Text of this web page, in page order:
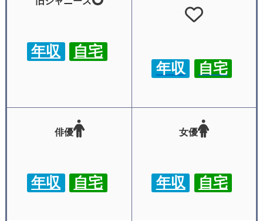
年収
自宅
年収
自宅
俳優
年収 自宅
女優
年収 自宅